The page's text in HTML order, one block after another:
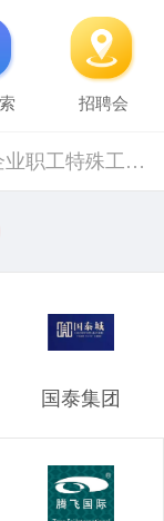
招聘会
· 2019年上半年衡阳市参保企业职工特殊工种提前退休人员汇总表(第二批)公示 [10-28]
国泰集团